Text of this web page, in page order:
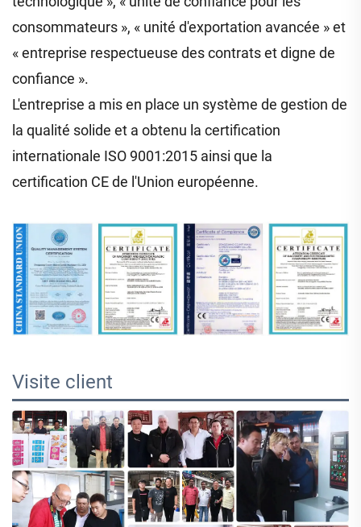
consommateurs », « unité d'exportation avancée » et
« entreprise respectueuse des contrats et digne de
confiance ».
L'entreprise a mis en place un système de gestion de
la qualité solide et a obtenu la certification
internationale ISO 9001:2015 ainsi que la
certification CE de l'Union européenne.
Visite client